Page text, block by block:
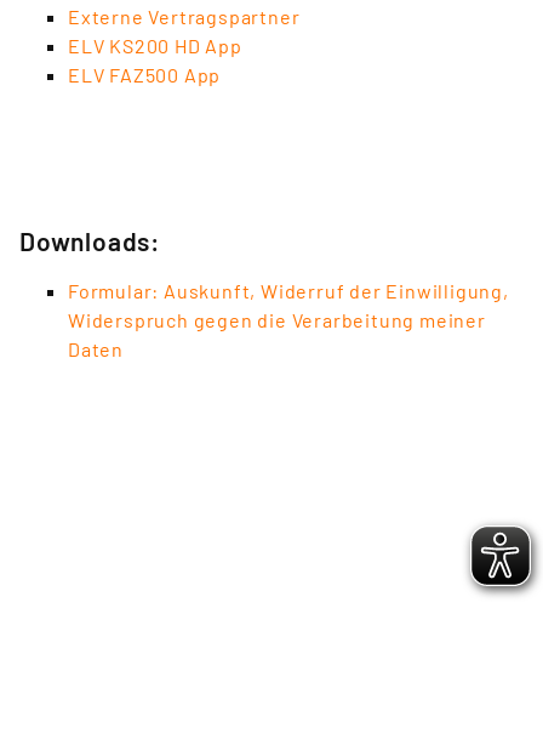
Externe Vertragspartner
ELV KS200 HD App
ELV FAZ500 App
Downloads:
Formular: Auskunft, Widerruf der Einwilligung,
Widerspruch gegen die Verarbeitung meiner
Daten